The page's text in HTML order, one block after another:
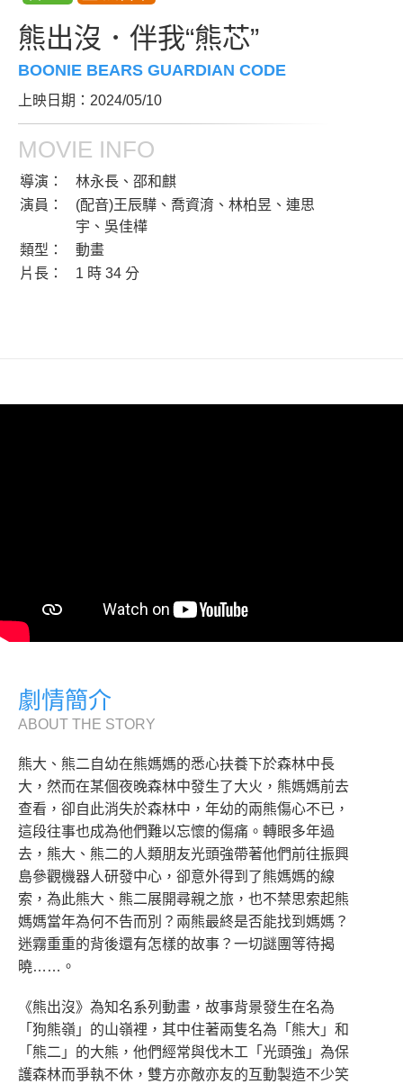
熊出沒．伴我“熊芯”
BOONIE BEARS GUARDIAN CODE
上映日期：2024/05/10
MOVIE INFO
導演：
林永長、邵和麒
演員：
(配音)王辰驊、喬資淯、林柏昱、連思
宇、吳佳樺
類型：
動畫
片長：
1 時 34 分
劇情簡介
ABOUT THE STORY
熊大、熊二自幼在熊媽媽的悉心扶養下於森林中長
大，然而在某個夜晚森林中發生了大火，熊媽媽前去
查看，卻自此消失於森林中，年幼的兩熊傷心不已，
這段往事也成為他們難以忘懷的傷痛。轉眼多年過
去，熊大、熊二的人類朋友光頭強帶著他們前往振興
島參觀機器人研發中心，卻意外得到了熊媽媽的線
索，為此熊大、熊二展開尋親之旅，也不禁思索起熊
媽媽當年為何不告而別？兩熊最終是否能找到媽媽？
迷霧重重的背後還有怎樣的故事？一切謎團等待揭
曉……。
《熊出沒》為知名系列動畫，故事背景發生在名為
「狗熊嶺」的山嶺裡，其中住著兩隻名為「熊大」和
「熊二」的大熊，他們經常與伐木工「光頭強」為保
護森林而爭執不休，雙方亦敵亦友的互動製造不少笑